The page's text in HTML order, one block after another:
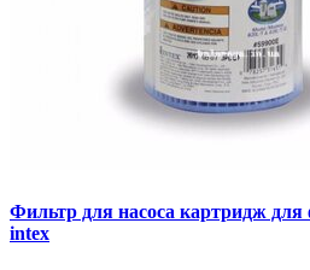
Фильтр для насоса картридж для
intex